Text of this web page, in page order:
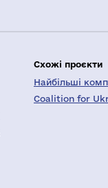
Схожі проєкти
Найбільші
Coalition for